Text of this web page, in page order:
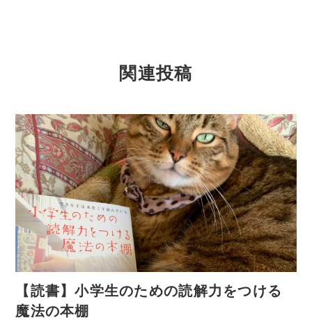
関連投稿
【読書】小学生のための読解力をつける
魔法の本棚